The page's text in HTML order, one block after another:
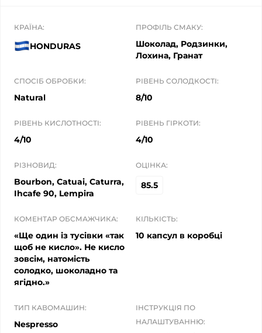
КРАЇНА:
HONDURAS
ПРОФІЛЬ СМАКУ:
Шоколад, Родзинки,
Лохина, Гранат
СПОСІБ ОБРОБКИ:
Natural
РІВЕНЬ СОЛОДКОСТІ:
8/10
РІВЕНЬ КИСЛОТНОСТІ:
4/10
РІВЕНЬ ГІРКОТИ:
4/10
РІЗНОВИД:
Bourbon, Catuai, Caturra,
Ihcafe 90, Lempira
ОЦІНКА:
85.5
КОМЕНТАР ОБСМАЖЧИКА:
«Ще один із тусівки «так
щоб не кисло». Не кисло
зовсім, натомість
солодко, шоколадно та
ягідно.»
КІЛЬКІСТЬ:
10 капсул в коробці
ТИП КАВОМАШИН:
Nespresso
ІНСТРУКЦІЯ ПО
НАЛАШТУВАННЮ: